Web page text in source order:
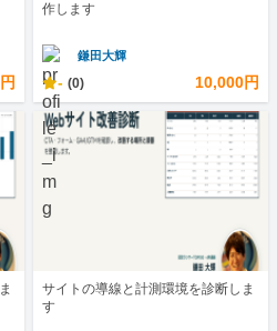
作します
鎌田大輝
- (0) 10,000円
サイトの導線と計測環境を診断しま
す